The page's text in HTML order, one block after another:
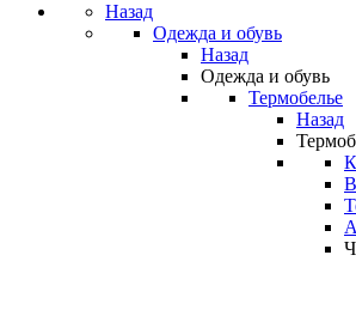
Назад
Одежда и обувь
Назад
Одежда и обувь
Термобелье
Назад